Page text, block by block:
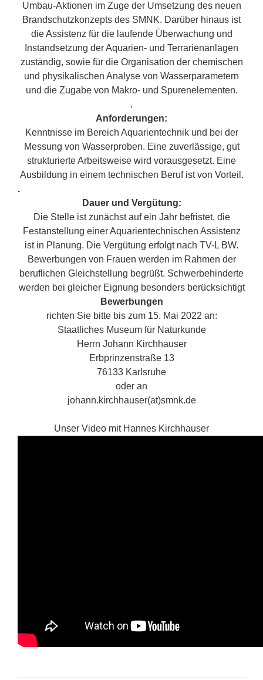
Umbau-Aktionen im Zuge der Umsetzung des neuen
Brandschutzkonzepts des SMNK. Darüber hinaus ist
die Assistenz für die laufende Überwachung und
Instandsetzung der Aquarien- und Terrarienanlagen
zuständig, sowie für die Organisation der chemischen
und physikalischen Analyse von Wasserparametern
und die Zugabe von Makro- und Spurenelementen.
.
Anforderungen:
Kenntnisse im Bereich Aquarientechnik und bei der
Messung von Wasserproben. Eine zuverlässige, gut
strukturierte Arbeitsweise wird vorausgesetzt. Eine
Ausbildung in einem technischen Beruf ist von Vorteil.
.
Dauer und Vergütung:
Die Stelle ist zunächst auf ein Jahr befristet, die
Festanstellung einer Aquarientechnischen Assistenz
ist in Planung. Die Vergütung erfolgt nach TV-L BW.
Bewerbungen von Frauen werden im Rahmen der
beruflichen Gleichstellung begrüßt. Schwerbehinderte
werden bei gleicher Eignung besonders berücksichtigt
Bewerbungen
richten Sie bitte bis zum 15. Mai 2022 an:
Staatliches Museum für Naturkunde
Herrn Johann Kirchhauser
Erbprinzenstraße 13
76133 Karlsruhe
oder an
johann.kirchhauser(at)smnk.de
Unser Video mit Hannes Kirchhauser